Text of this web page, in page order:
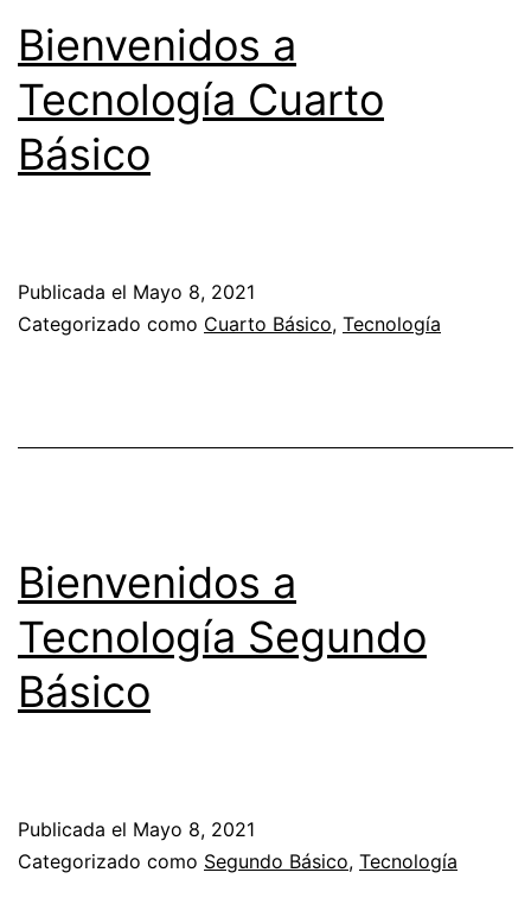
Bienvenidos a
Tecnología Cuarto
Básico
Publicada el Mayo 8, 2021
Categorizado como Cuarto Básico, Tecnología
Bienvenidos a
Tecnología Segundo
Básico
Publicada el Mayo 8, 2021
Categorizado como Segundo Básico, Tecnología